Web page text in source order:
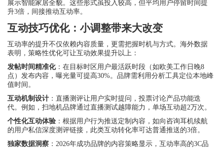
展示智能家居全貌。这些形式虽投入较高，但平均用户停留时间提
升3倍，间接推动互动率。
互动技巧优化：小调整带来大改变
互动率的提升不仅依赖内容质量，更需把握时机与方式。海外数据
表明，策略性优化可让互动效果提升以上：
发帖时间精准化：在目标时区用户最活跃时段（如欧美工作日晚8
点）发布内容，曝光量可提高30%。品牌需利用分析工具定位本地峰
值时间。
互动机制设计 ：直播测评让用户实时提问，投票讨论产品功能迭
代。例如，扫地机品牌通过直播测试越障能力，单场互动超2万次。
个性化互动体验 ：根据用户行为推送定制内容，如向咨询耳机续航
的用户私信深度测评链接，此类互动转化率可达普通推送的3倍。
独家数据洞察 ：2026年成功品牌的内容策略显示，互动率高的3C品